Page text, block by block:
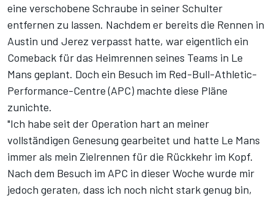
eine verschobene Schraube in seiner Schulter
entfernen zu lassen. Nachdem er bereits die Rennen in
Austin und Jerez verpasst hatte, war eigentlich ein
Comeback für das Heimrennen seines Teams in Le
Mans geplant. Doch ein Besuch im Red-Bull-Athletic-
Performance-Centre (APC) machte diese Pläne
zunichte.
"Ich habe seit der Operation hart an meiner
vollständigen Genesung gearbeitet und hatte Le Mans
immer als mein Zielrennen für die Rückkehr im Kopf.
Nach dem Besuch im APC in dieser Woche wurde mir
jedoch geraten, dass ich noch nicht stark genug bin,